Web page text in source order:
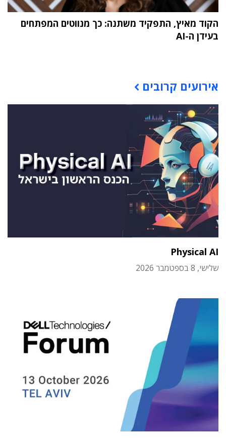
הקוד מאיץ, התפקיד משתנה: כך מנווטים המפתחים
בעידן ה-AI
אירועים קרובים
Physical AI
שלישי, 8 בספטמבר 2026